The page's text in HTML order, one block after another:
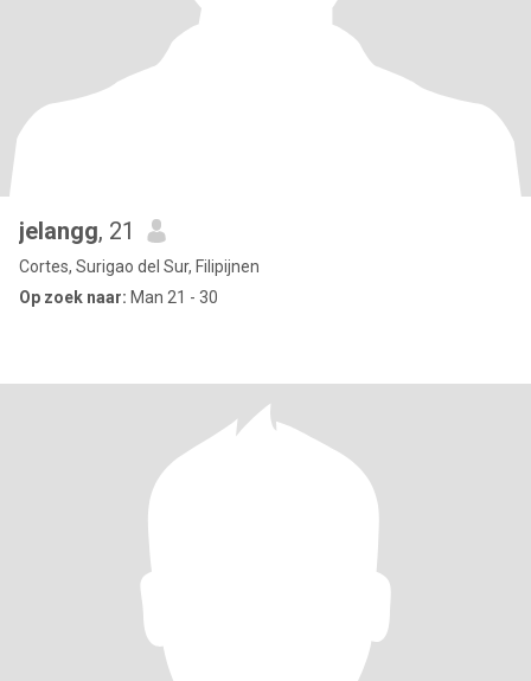
jelangg, 21
Cortes, Surigao del Sur, Filipijnen
Op zoek naar: Man 21 - 30